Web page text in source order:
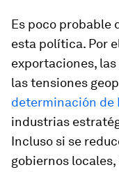
Es poco probable
esta política. Por
exportaciones,
las tensiones
determinación de
industrias
Incluso si se
gobiernos